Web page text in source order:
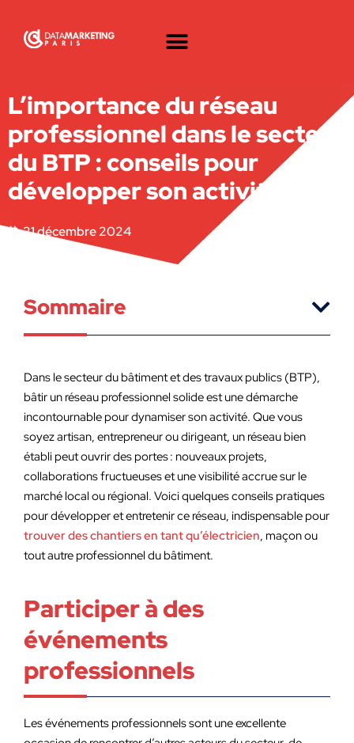
L’importance du réseau
professionnel dans le secteur
du BTP : conseils pour
développer son activité
21 décembre 2024
Sommaire
Dans le secteur du bâtiment et des travaux publics (BTP),
bâtir un réseau professionnel solide est une démarche
incontournable pour dynamiser son activité. Que vous
soyez artisan, entrepreneur ou dirigeant, un réseau bien
établi peut ouvrir des portes : nouveaux projets,
collaborations fructueuses et une visibilité accrue sur le
marché local ou régional. Voici quelques conseils pratiques
pour développer et entretenir ce réseau, indispensable pour
trouver des chantiers en tant qu’électricien, maçon ou
tout autre professionnel du bâtiment.
Participer à des
événements
professionnels
Les événements professionnels sont une excellente